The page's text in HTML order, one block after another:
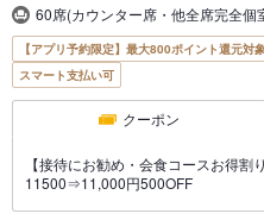
60席(カウンター席・他全席完全個
【アプリ予約限定】最大800ポイント還元対
スマート支払い可
クーポン
【接待にお勧め・会食コースお得割
11500⇒11,000円500OFF